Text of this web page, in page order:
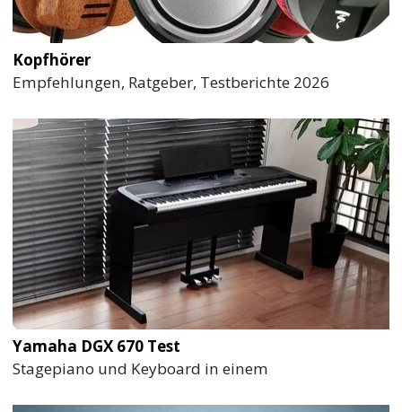
Kopfhörer
Empfehlungen, Ratgeber, Testberichte 2026
Yamaha DGX 670 Test
Stagepiano und Keyboard in einem